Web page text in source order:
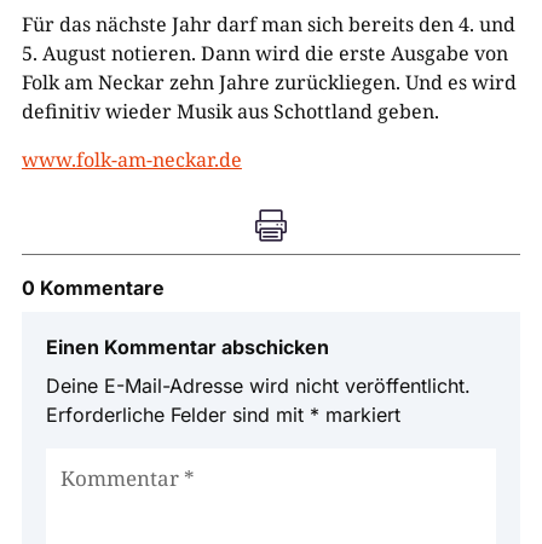
Für das nächste Jahr darf man sich bereits den 4. und
5. August notieren. Dann wird die erste Ausgabe von
Folk am Neckar zehn Jahre zurückliegen. Und es wird
definitiv wieder Musik aus Schottland geben.
www.folk-am-neckar.de

0 Kommentare
Einen Kommentar abschicken
Deine E-Mail-Adresse wird nicht veröffentlicht.
Erforderliche Felder sind mit * markiert